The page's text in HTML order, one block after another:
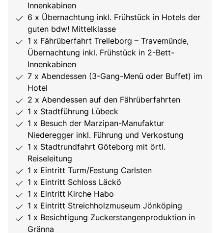
Innenkabinen
6 x Übernachtung inkl. Frühstück in Hotels der
guten bdw! Mittelklasse
1 x Fährüberfahrt Trelleborg – Travemünde,
Übernachtung inkl. Frühstück in 2-Bett-
Innenkabinen
7 x Abendessen (3-Gang-Menü oder Buffet) im
Hotel
2 x Abendessen auf den Fährüberfahrten
1 x Stadtführung Lübeck
1 x Besuch der Marzipan-Manufaktur
Niederegger inkl. Führung und Verkostung
1 x Stadtrundfahrt Göteborg mit örtl.
Reiseleitung
1 x Eintritt Turm/Festung Carlsten
1 x Eintritt Schloss Läckö
1 x Eintritt Kirche Habo
1 x Eintritt Streichholzmuseum Jönköping
1 x Besichtigung Zuckerstangenproduktion in
Gränna